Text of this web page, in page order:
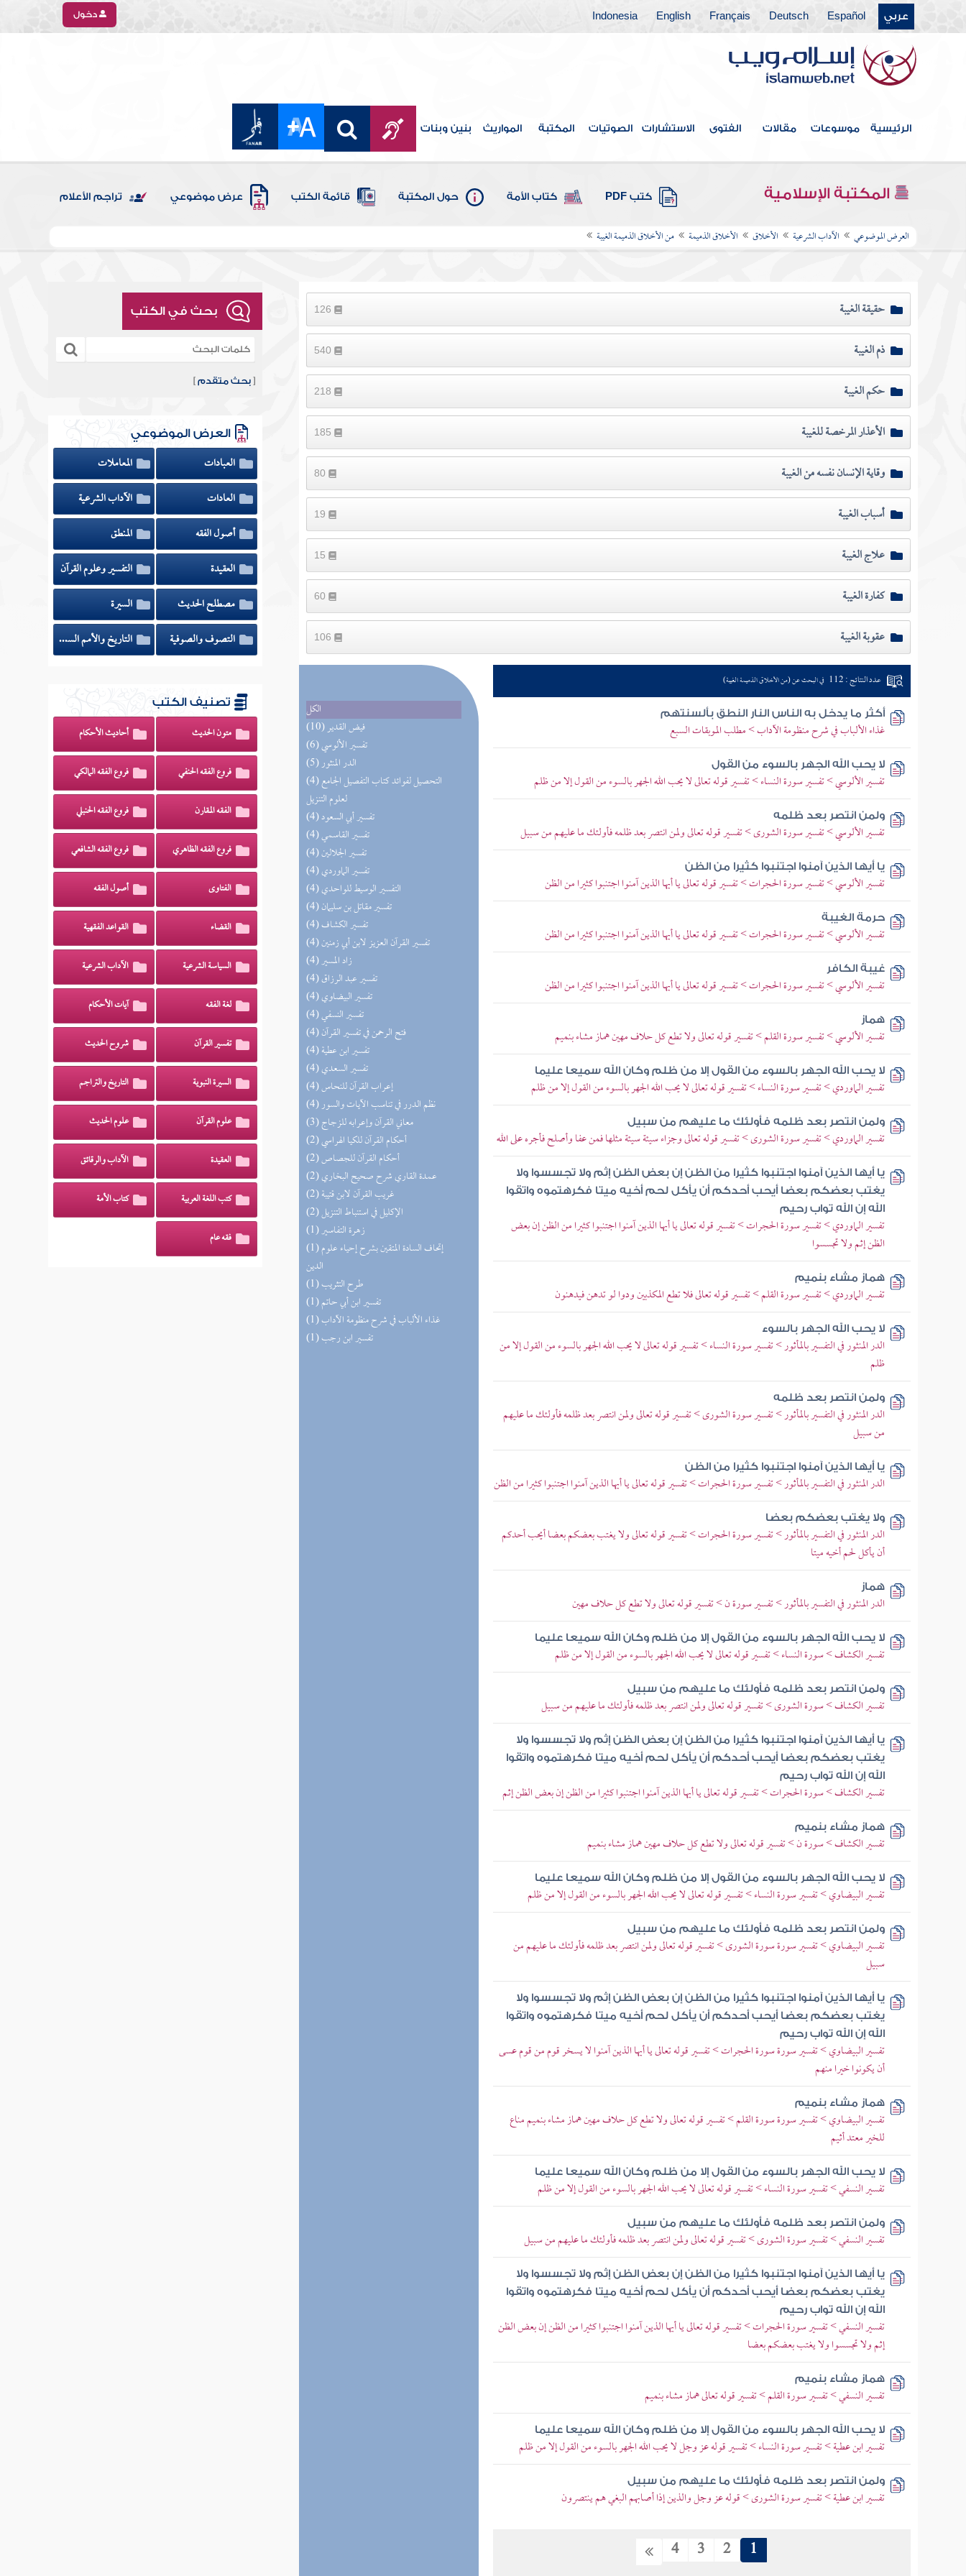
عربي Español
Deutsch
Français
English
Indonesia دخول
الرئيسية موسوعات مقالات الفتوى الاستشارات الصوتيات المكتبة المواريث بنين وبنات
المكتبة الإسلامية كتب PDF كتاب الأمة حول المكتبة قائمة الكتب عرض موضوعي تراجم الأعلام
العرض الموضوعي الآداب الشرعية الأخلاق الأخلاق الذميمة من الأخلاق الذميمة الغيبة
حقيقة الغيبة
ذم الغيبة
حكم الغيبة
الأعذار المرخصة للغيبة
وقاية الإنسان نفسه من الغيبة
أسباب الغيبة
علاج الغيبة
كفارة الغيبة
عقوبة الغيبة
الكل
(10) فيض القدير
(6) تفسير الألوسي
(5) الدر المنثور
(4) التحصيل لفوائد كتاب التفصيل الجامع
لعلوم التنزيل
(4) تفسير أبي السعود
(4) تفسير القاسمي
(4) تفسير الجلالين
(4) تفسير الماوردي
(4) التفسير الوسيط للواحدي
(4) تفسير مقاتل بن سليمان
(4) تفسير الكشاف
(4) تفسير القرآن العزيز لابن أبي زمنين
(4) زاد المسير
(4) تفسير عبد الرزاق
(4) تفسير البيضاوي
(4) تفسير النسفي
(4) فتح الرحمن في تفسير القرآن
(4) تفسير ابن عطية
(4) تفسير السعدي
(4) إعراب القرآن للنحاس
(4) نظم الدرر في تناسب الآيات والسور
(3) معاني القرآن وإعرابه للزجاج
(2) أحكام القرآن للكيا الهراسي
(2) أحكام القرآن للجصاص
(2) عمدة القاري شرح صحيح البخاري
(2) غريب القرآن لابن قتيبة
(2) الإكليل في استنباط التنزيل
(1) زهرة التفاسير
(1) إتحاف السادة المتقين بشرح إحياء علوم
الدين
(1) طرح التثريب
(1) تفسير ابن أبي حاتم
(1) غذاء الألباب في شرح منظومة الآداب
(1) تفسير ابن رجب
عدد النتائج : 112 في البحث عن (من الأخلاق الذميمة الغيبة)
أكثر ما يدخل به الناس النار النطق بألسنتهم
غذاء الألباب في شرح منظومة الآداب > مطلب الموبقات السبع
لا يحب الله الجهر بالسوء من القول
تفسير الألوسي > تفسير سورة النساء > تفسير قوله تعالى لا يحب الله الجهر بالسوء من القول إلا من ظلم
ولمن انتصر بعد ظلمه
تفسير الألوسي > تفسير سورة الشورى > تفسير قوله تعالى ولمن انتصر بعد ظلمه فأولئك ما عليهم من سبيل
يا أيها الذين آمنوا اجتنبوا كثيرا من الظن
تفسير الألوسي > تفسير سورة الحجرات > تفسير قوله تعالى يا أيها الذين آمنوا اجتنبوا كثيرا من الظن
حرمة الغيبة
تفسير الألوسي > تفسير سورة الحجرات > تفسير قوله تعالى يا أيها الذين آمنوا اجتنبوا كثيرا من الظن
غيبة الكافر
تفسير الألوسي > تفسير سورة الحجرات > تفسير قوله تعالى يا أيها الذين آمنوا اجتنبوا كثيرا من الظن
هماز
تفسير الألوسي > تفسير سورة القلم > تفسير قوله تعالى ولا تطع كل حلاف مهين هماز مشاء بنميم
لا يحب الله الجهر بالسوء من القول إلا من ظلم وكان الله سميعا عليما
تفسير الماوردي > تفسير سورة النساء > تفسير قوله تعالى لا يحب الله الجهر بالسوء من القول إلا من ظلم
ولمن انتصر بعد ظلمه فأولئك ما عليهم من سبيل
تفسير الماوردي > تفسير سورة الشورى > تفسير قوله تعالى وجزاء سيئة سيئة مثلها فمن عفا وأصلح فأجره على الله
يا أيها الذين آمنوا اجتنبوا كثيرا من الظن إن بعض الظن إثم ولا تجسسوا ولا
يغتب بعضكم بعضا أيحب أحدكم أن يأكل لحم أخيه ميتا فكرهتموه واتقوا
الله إن الله تواب رحيم
تفسير الماوردي > تفسير سورة الحجرات > تفسير قوله تعالى يا أيها الذين آمنوا اجتنبوا كثيرا من الظن إن بعض
الظن إثم ولا تجسسوا
هماز مشاء بنميم
تفسير الماوردي > تفسير سورة القلم > تفسير قوله تعالى فلا تطع المكذبين ودوا لو تدهن فيدهنون
لا يحب الله الجهر بالسوء
الدر المنثور في التفسير بالمأثور > تفسير سورة النساء > تفسير قوله تعالى لا يحب الله الجهر بالسوء من القول إلا من
ظلم
ولمن انتصر بعد ظلمه
الدر المنثور في التفسير بالمأثور > تفسير سورة الشورى > تفسير قوله تعالى ولمن انتصر بعد ظلمه فأولئك ما عليهم
من سبيل
يا أيها الذين آمنوا اجتنبوا كثيرا من الظن
الدر المنثور في التفسير بالمأثور > تفسير سورة الحجرات > تفسير قوله تعالى يا أيها الذين آمنوا اجتنبوا كثيرا من الظن
ولا يغتب بعضكم بعضا
الدر المنثور في التفسير بالمأثور > تفسير سورة الحجرات > تفسير قوله تعالى ولا يغتب بعضكم بعضا أيحب أحدكم
أن يأكل لحم أخيه ميتا
هماز
الدر المنثور في التفسير بالمأثور > تفسير سورة ن > تفسير قوله تعالى ولا تطع كل حلاف مهين
لا يحب الله الجهر بالسوء من القول إلا من ظلم وكان الله سميعا عليما
تفسير الكشاف > سورة النساء > تفسير قوله تعالى لا يحب الله الجهر بالسوء من القول إلا من ظلم
ولمن انتصر بعد ظلمه فأولئك ما عليهم من سبيل
تفسير الكشاف > سورة الشورى > تفسير قوله تعالى ولمن انتصر بعد ظلمه فأولئك ما عليهم من سبيل
يا أيها الذين آمنوا اجتنبوا كثيرا من الظن إن بعض الظن إثم ولا تجسسوا ولا
يغتب بعضكم بعضا أيحب أحدكم أن يأكل لحم أخيه ميتا فكرهتموه واتقوا
الله إن الله تواب رحيم
تفسير الكشاف > سورة الحجرات > تفسير قوله تعالى يا أيها الذين آمنوا اجتنبوا كثيرا من الظن إن بعض الظن إثم
هماز مشاء بنميم
تفسير الكشاف > سورة ن > تفسير قوله تعالى ولا تطع كل حلاف مهين هماز مشاء بنميم
لا يحب الله الجهر بالسوء من القول إلا من ظلم وكان الله سميعا عليما
تفسير البيضاوي > تفسير سورة النساء > تفسير قوله تعالى لا يحب الله الجهر بالسوء من القول إلا من ظلم
ولمن انتصر بعد ظلمه فأولئك ما عليهم من سبيل
تفسير البيضاوي > تفسير سورة سورة الشورى > تفسير قوله تعالى ولمن انتصر بعد ظلمه فأولئك ما عليهم من
سبيل
يا أيها الذين آمنوا اجتنبوا كثيرا من الظن إن بعض الظن إثم ولا تجسسوا ولا
يغتب بعضكم بعضا أيحب أحدكم أن يأكل لحم أخيه ميتا فكرهتموه واتقوا
الله إن الله تواب رحيم
تفسير البيضاوي > تفسير سورة سورة الحجرات > تفسير قوله تعالى يا أيها الذين آمنوا لا يسخر قوم من قوم عسى
أن يكونوا خيرا منهم
هماز مشاء بنميم
تفسير البيضاوي > تفسير سورة سورة القلم > تفسير قوله تعالى ولا تطع كل حلاف مهين هماز مشاء بنميم مناع
للخير معتد أثيم
لا يحب الله الجهر بالسوء من القول إلا من ظلم وكان الله سميعا عليما
تفسير النسفي > تفسير سورة النساء > تفسير قوله تعالى لا يحب الله الجهر بالسوء من القول إلا من ظلم
ولمن انتصر بعد ظلمه فأولئك ما عليهم من سبيل
تفسير النسفي > تفسير سورة الشورى > تفسير قوله تعالى ولمن انتصر بعد ظلمه فأولئك ما عليهم من سبيل
يا أيها الذين آمنوا اجتنبوا كثيرا من الظن إن بعض الظن إثم ولا تجسسوا ولا
يغتب بعضكم بعضا أيحب أحدكم أن يأكل لحم أخيه ميتا فكرهتموه واتقوا
الله إن الله تواب رحيم
تفسير النسفي > تفسير سورة الحجرات > تفسير قوله تعالى يا أيها الذين آمنوا اجتنبوا كثيرا من الظن إن بعض الظن
إثم ولا تجسسوا ولا يغتب بعضكم بعضا
هماز مشاء بنميم
تفسير النسفي > تفسير سورة القلم > تفسير قوله تعالى هماز مشاء بنميم
لا يحب الله الجهر بالسوء من القول إلا من ظلم وكان الله سميعا عليما
تفسير ابن عطية > تفسير سورة النساء > تفسير قوله عز وجل لا يحب الله الجهر بالسوء من القول إلا من ظلم
ولمن انتصر بعد ظلمه فأولئك ما عليهم من سبيل
تفسير ابن عطية > تفسير سورة الشورى > قوله عز وجل والذين إذا أصابهم البغي هم ينتصرون
1
2
3
4
بحث في الكتب
[بحث متقدم ]
العرض الموضوعي
العبادات
المعاملات
العادات
الآداب الشرعية
أصول الفقه
المنطق
العقيدة
التفسير وعلوم القرآن
مصطلح الحديث
السيرة
التصوف والصوفية
التاريخ والأمم السابقة
تصنيف الكتب
متون الحديث أحاديث الأحكام
فروع الفقه الحنفي فروع الفقه المالكي
الفقه المقارن فروع الفقه الحنبلي
فروع الفقه الظاهري فروع الفقه الشافعي
الفتاوى أصول الفقه
القضاء القواعد الفقهية
السياسة الشرعية الآداب الشرعية
لغة الفقه آيات الأحكام
تفسير القرآن شروح الحديث
السيرة النبوية التاريخ والتراجم
علوم القرآن علوم الحديث
العقيدة الآداب والرقائق
كتب اللغة العربية كتاب الأمة
فقه عام